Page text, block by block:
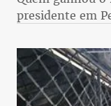
presidente em